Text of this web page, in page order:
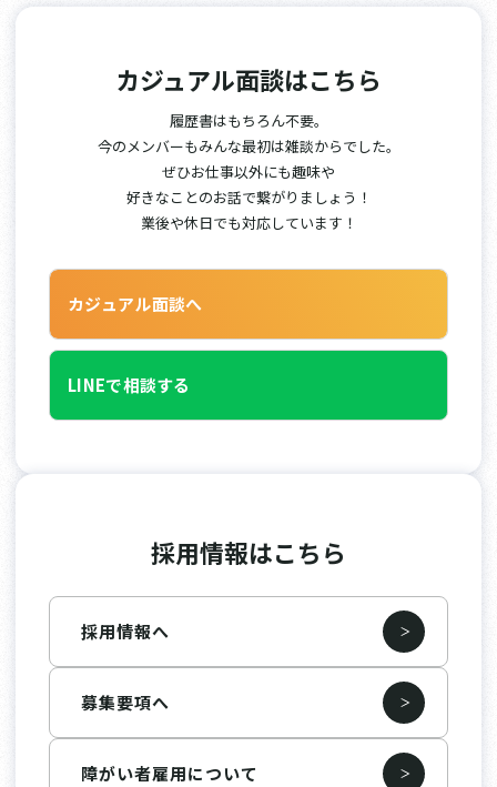
カジュアル面談はこちら
履歴書はもちろん不要。
今のメンバーもみんな最初は雑談からでした。
ぜひお仕事以外にも趣味や
好きなことのお話で繋がりましょう！
業後や休日でも対応しています！
カジュアル面談へ
LINEで相談する
採用情報はこちら
採用情報へ
募集要項へ
障がい者雇用について